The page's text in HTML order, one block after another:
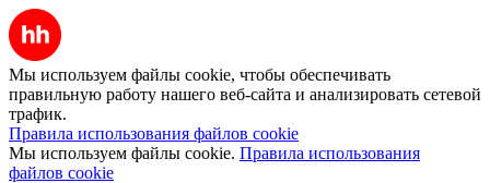
Мы используем файлы cookie, чтобы обеспечивать
правильную работу нашего веб-сайта и анализировать сетевой
трафик.
Правила использования файлов cookie
Мы используем файлы cookie. Правила использования
файлов cookie